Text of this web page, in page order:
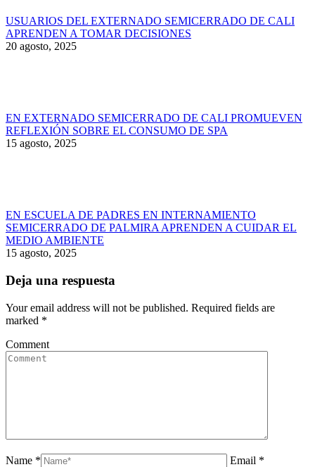
USUARIOS DEL EXTERNADO SEMICERRADO DE CALI
APRENDEN A TOMAR DECISIONES
20 agosto, 2025
EN EXTERNADO SEMICERRADO DE CALI PROMUEVEN
REFLEXIÓN SOBRE EL CONSUMO DE SPA
15 agosto, 2025
EN ESCUELA DE PADRES EN INTERNAMIENTO
SEMICERRADO DE PALMIRA APRENDEN A CUIDAR EL
MEDIO AMBIENTE
15 agosto, 2025
Deja una respuesta
Your email address will not be published. Required fields are
marked *
Comment
Name *
Email *